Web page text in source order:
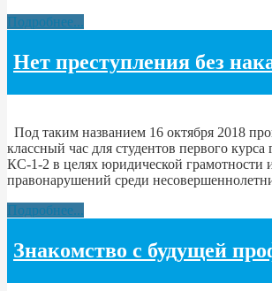
Подробнее...
Нет преступления без
Под таким названием 16 октября 2018
классный час для студентов первого
КС-1-2 в целях юридической грамотности
правонарушений среди
Подробнее...
Знакомство с будущей